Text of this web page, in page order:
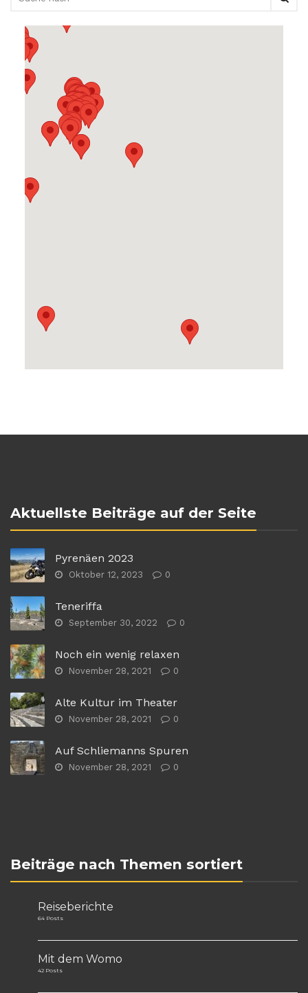
Aktuellste Beiträge auf der Seite
Pyrenäen 2023
Oktober 12, 2023 0
Teneriffa
September 30, 2022 0
Noch ein wenig relaxen
November 28, 2021 0
Alte Kultur im Theater
November 28, 2021 0
Auf Schliemanns Spuren
November 28, 2021 0
Beiträge nach Themen sortiert
Reiseberichte
64 Posts
Mit dem Womo
42 Posts